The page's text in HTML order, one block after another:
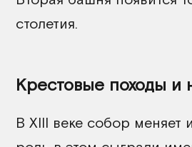
столетия.
Крестовые походы и
В XIII веке собор меняет